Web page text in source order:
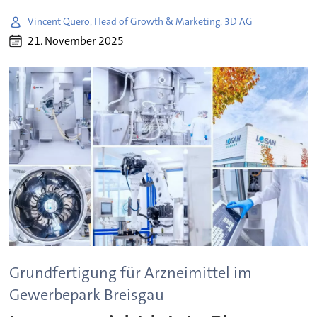
Vincent Quero, Head of Growth & Marketing, 3D AG
21. November 2025
Grundfertigung für Arzneimittel im
Gewerbepark Breisgau